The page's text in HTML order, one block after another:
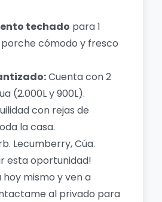
techado para 1
cómodo y fresco
Cuenta con 2
(2.000L y 900L).
con rejas de
la casa.
Lecumberry, Cúa.
esta oportunidad!
mismo y ven a
al privado para